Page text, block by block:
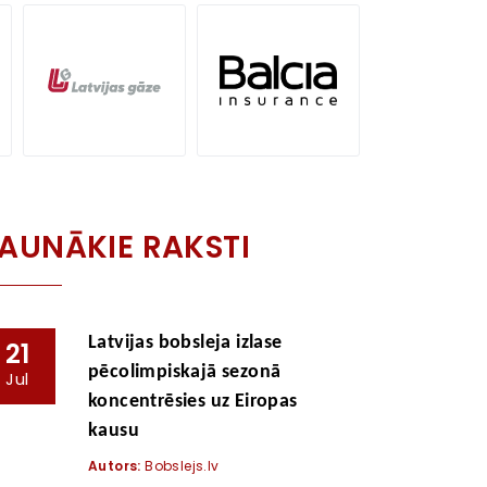
RAKSTI
21
Jul
Latvijas bobsleja izlase
pēcolimpiskajā sezonā
koncentrēsies uz Eiropas
kausu
Autors: Bobslejs.lv